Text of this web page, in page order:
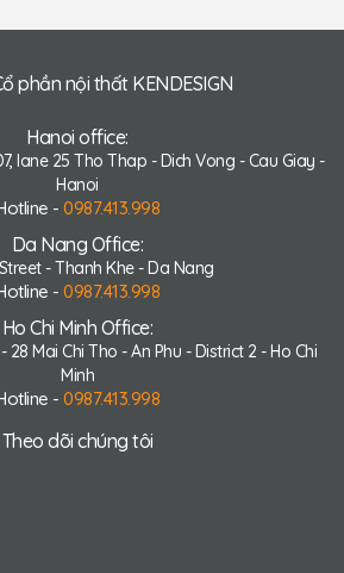
phần nội thất KENDESIGN
Hanoi office:
lane 25 Tho Thap - Dich Vong - Cau Giay -
Hanoi
- 0987.413.998
Da Nang Office:
- Thanh Khe - Da Nang
- 0987.413.998
Ho Chi Minh Office:
28 Mai Chi Tho - An Phu - District 2 - Ho Chi
Minh
- 0987.413.998
Theo dõi chúng tôi